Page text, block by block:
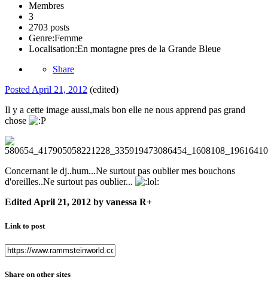
Membres
3
2703 posts
Genre:Femme
Localisation:En montagne pres de la Grande Bleue
Share
Posted April 21, 2012 (edited)
Il y a cette image aussi,mais bon elle ne nous apprend pas grand
chose
Concernant le dj..hum...Ne surtout pas oublier mes bouchons
d'oreilles..Ne surtout pas oublier...
Edited April 21, 2012 by vanessa R+
Link to post
Share on other sites